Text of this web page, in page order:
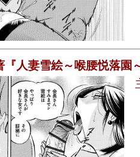
『人妻雪絵～喉腰悦落園